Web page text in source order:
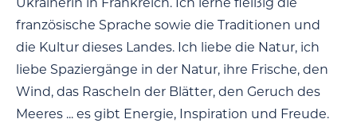
Ukrainerin in Frankreich. Ich lerne fleißig die
französische Sprache sowie die Traditionen und
die Kultur dieses Landes. Ich liebe die Natur, ich
liebe Spaziergänge in der Natur, ihre Frische, den
Wind, das Rascheln der Blätter, den Geruch des
Meeres ... es gibt Energie, Inspiration und Freude.